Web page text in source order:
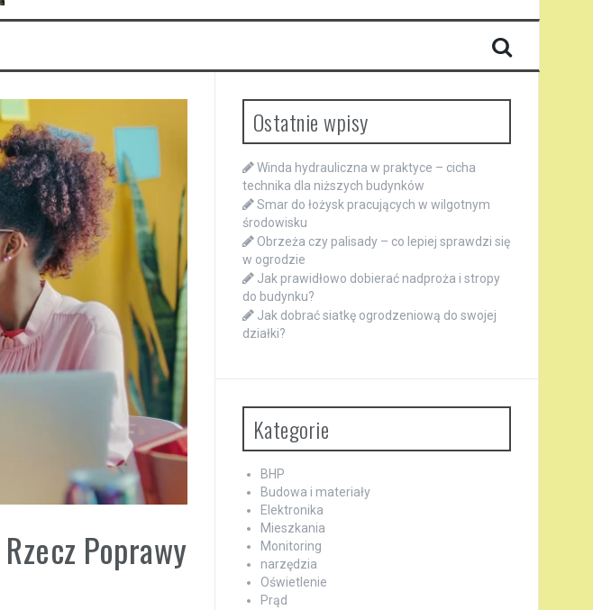
Poprawy
Ostatnie wpisy
Winda hydrauliczna w praktyce – cicha
technika dla niższych budynków
Smar do łożysk pracujących w wilgotnym
środowisku
Obrzeża czy palisady – co lepiej sprawdzi się
w ogrodzie
Jak prawidłowo dobierać nadproża i stropy
do budynku?
Jak dobrać siatkę ogrodzeniową do swojej
działki?
Kategorie
BHP
Budowa i materiały
Elektronika
Mieszkania
Monitoring
narzędzia
Oświetlenie
Prąd